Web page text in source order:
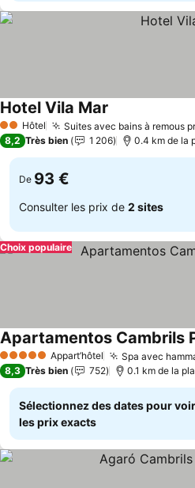
2 Étoiles
Hôtel Suites avec bains à remous
Hotel Vila Mar
8,2 Très bien 1 206 0.4 km de la
De 93 €
Consulter les prix de 2 sites
Choix populaire
5 Étoiles Appart’hôtel Spa avec
Apartamentos Cambrils
8,3 Très bien 752 0.1 km de la
Sélectionnez des dates pour voir
les prix exacts